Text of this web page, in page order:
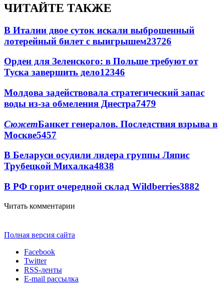
ЧИТАЙТЕ ТАКЖЕ
В Италии двое суток искали выброшенный
лотерейный билет с выигрышем23726
Орден для Зеленского: в Польше требуют от
Туска завершить дело12346
Молдова задействовала стратегический запас
воды из-за обмеления Днестра7479
СюжетБанкет генералов. Последствия взрыва в
Москве5457
В Беларуси осудили лидера группы Ляпис
Трубецкой Михалка4838
В РФ горит очередной склад Wildberries3882
Читать комментарии
Полная версия сайта
Facebook
Twitter
RSS-ленты
E-mail рассылка